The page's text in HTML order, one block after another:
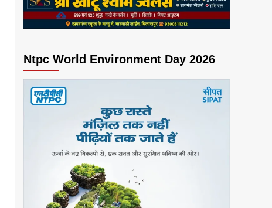
Ntpc World Environment Day 2026